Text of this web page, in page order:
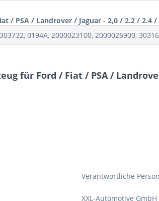
/ PSA / Landrover / Jaguar - 2,0 / 2.2 / 2.4
0194A, 2000023100, 2000026900,
für Ford / Fiat / PSA /
Verantwortliche
XXL-Automotive GmbH